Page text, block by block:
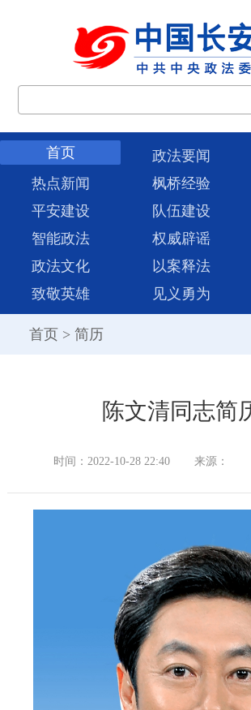
首页 政法要闻
热点新闻
枫桥经验
平安建设
队伍建设
智能政法
权威辟谣
政法文化
以案释法
致敬英雄
见义勇为
首页 > 简历
陈文清同志简
时间：2022-10-28 22:40 来源：